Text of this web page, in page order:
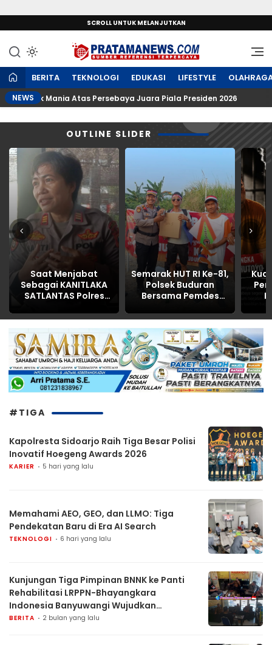
SCROLL UNTUK MELANJUTKAN
PratamaNews.com
Sumber Referensi Terpercaya
BERITA TEKNOLOGI EDUKASI LIFESTYLE
NEWSMania Atas Persebaya Juara Piala Presiden 2026
OUTLINE SLIDER
Saat Menjabat
Sebagai KANITLAKA
SATLANTAS Polres
PASURUAN,
ditengarai REKAYASA
BAP LAKALANTAS ,AKP
MARTI dilaporkan
PROPAM Polda Jatim
Semarak HUT RI Ke-81,
Polsek Buduran
Bersama Pemdes
Lomba Layang-
Layang
#TIGA
Kapolresta Sidoarjo Raih Tiga Besar Polisi
Inovatif Hoegeng Awards 2026
KARIER 5 hari yang lalu
Memahami AEO, GEO, dan LLMO: Tiga
Pendekatan Baru di Era AI Search
TEKNOLOGI 6 hari yang lalu
Kunjungan Tiga Pimpinan BNNK ke Panti
Rehabilitasi LRPPN-Bhayangkara
Indonesia Banyuwangi Wujudkan
Kolaborasi Pemberantasan Narkotika
BERITA 2 bulan yang lalu